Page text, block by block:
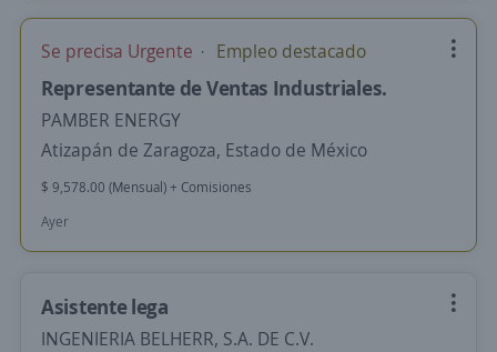
Se precisa Urgente Empleo destacado
Representante de Ventas Industriales.
PAMBER ENERGY
Atizapán de Zaragoza, Estado de México
$ 9,578.00 (Mensual) + Comisiones
Ayer
Asistente lega
INGENIERIA BELHERR, S.A. DE C.V.